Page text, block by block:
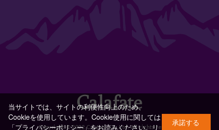
Copyright © 2022 Calafate Co.,Ltd. All rights reserved.
当サイトでは、サイトの利便性向上のため、
Cookieを使用しています。Cookie使用に関しては
「プライバシーポリシー」をお読みください。リ
承諾する